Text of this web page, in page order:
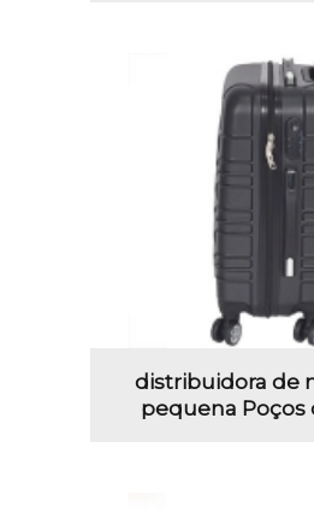
distribuidora de
pequena Poços